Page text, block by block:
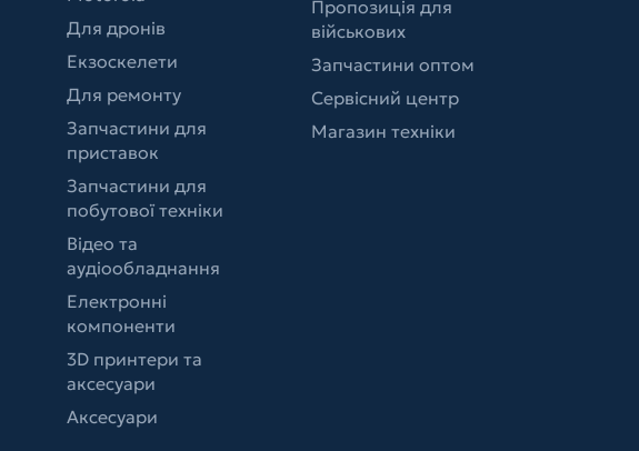
Для дронів
Екзоскелети
Для ремонту
Запчастини для
приставок
Запчастини для
побутової техніки
Відео та
аудіообладнання
Електронні
компоненти
3D принтери та
аксесуари
Аксесуари
Пропозиція для
військових
Запчастини оптом
Сервісний центр
Магазин техніки